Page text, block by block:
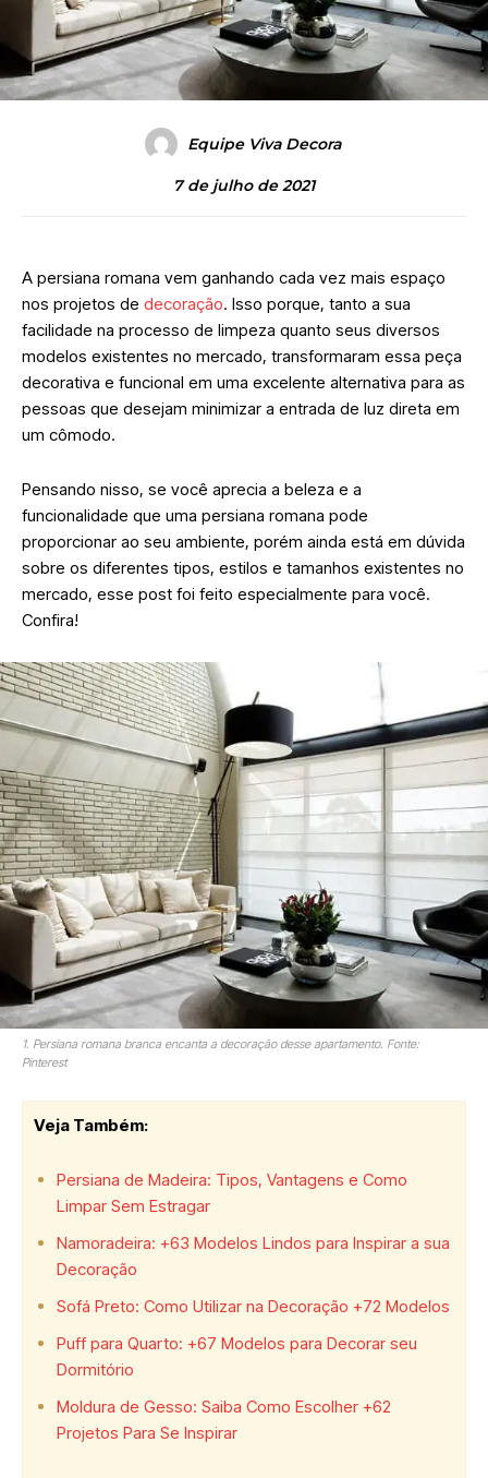
Equipe Viva Decora
7 de julho de 2021
A persiana romana vem ganhando cada vez mais espaço
nos projetos de decoração. Isso porque, tanto a sua
facilidade na processo de limpeza quanto seus diversos
modelos existentes no mercado, transformaram essa peça
decorativa e funcional em uma excelente alternativa para as
pessoas que desejam minimizar a entrada de luz direta em
um cômodo.
Pensando nisso, se você aprecia a beleza e a
funcionalidade que uma persiana romana pode
proporcionar ao seu ambiente, porém ainda está em dúvida
sobre os diferentes tipos, estilos e tamanhos existentes no
mercado, esse post foi feito especialmente para você.
Confira!
1. Persiana romana branca encanta a decoração desse apartamento. Fonte:
Pinterest
Veja Também:
Persiana de Madeira: Tipos, Vantagens e Como
Limpar Sem Estragar
Namoradeira: +63 Modelos Lindos para Inspirar a sua
Decoração
Sofá Preto: Como Utilizar na Decoração +72 Modelos
Puff para Quarto: +67 Modelos para Decorar seu
Dormitório
Moldura de Gesso: Saiba Como Escolher +62
Projetos Para Se Inspirar